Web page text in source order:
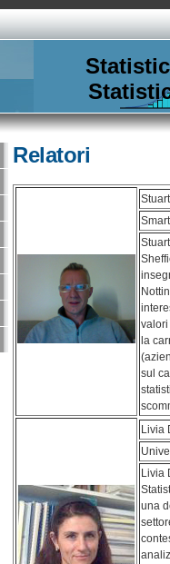
Relatori
valori
la
sul
Livia
Livia
una